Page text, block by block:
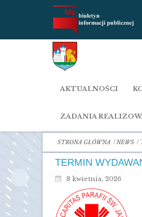
AKTUALNOŚCI
ZADANIA
STRONA GŁÓWNA NEWS
TERMIN
8 kwietnia, 2026